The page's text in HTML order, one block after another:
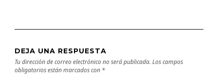
DEJA UNA RESPUESTA
Tu dirección de correo electrónico no será publicada. Los campos
obligatorios están marcados con *